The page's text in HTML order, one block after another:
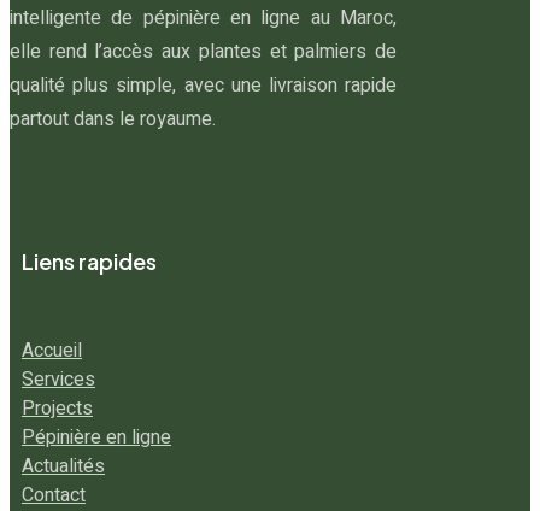
intelligente de pépinière en ligne au Maroc,
elle rend l’accès aux plantes et palmiers de
qualité plus simple, avec une livraison rapide
partout dans le royaume.
Liens rapides
Accueil
Services
Projects
Pépinière en ligne
Actualités
Contact